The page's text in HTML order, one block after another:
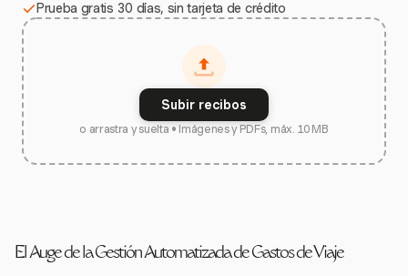
Prueba gratis 30 días, sin tarjeta de crédito
Subir recibos
o arrastra y suelta • Imágenes y PDFs, máx. 10 MB
El Auge de la Gestión Automatizada de Gastos de Viaje